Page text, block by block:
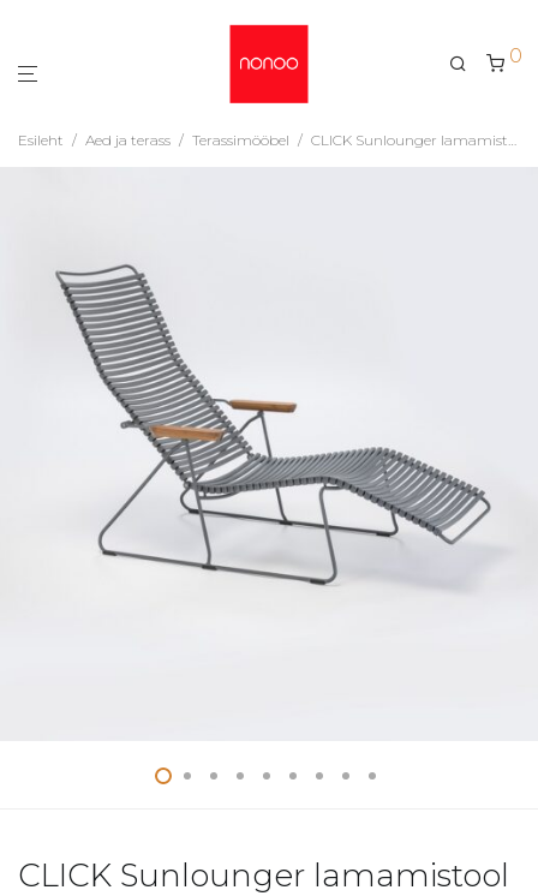
0
Esileht / Aed ja terass / Terassimööbel / CLICK Sunlounger lamamistool
CLICK Sunlounger lamamistool